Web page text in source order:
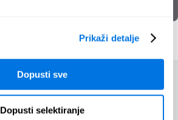
Prikaži detalje
Dopusti sve
Dopusti selektiranje